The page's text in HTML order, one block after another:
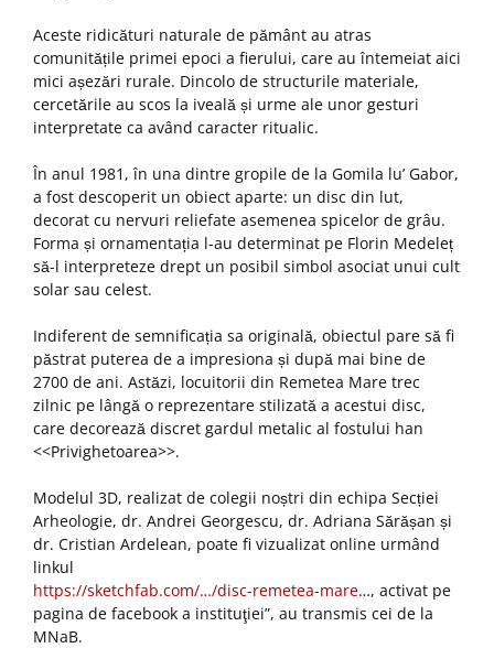
Aceste ridicături naturale de pământ au atras
comunitățile primei epoci a fierului, care au întemeiat aici
mici așezări rurale. Dincolo de structurile materiale,
cercetările au scos la iveală și urme ale unor gesturi
interpretate ca având caracter ritualic.
În anul 1981, în una dintre gropile de la Gomila lu’ Gabor,
a fost descoperit un obiect aparte: un disc din lut,
decorat cu nervuri reliefate asemenea spicelor de grâu.
Forma și ornamentația l-au determinat pe Florin Medeleț
să-l interpreteze drept un posibil simbol asociat unui cult
solar sau celest.
Indiferent de semnificația sa originală, obiectul pare să fi
păstrat puterea de a impresiona și după mai bine de
2700 de ani. Astăzi, locuitorii din Remetea Mare trec
zilnic pe lângă o reprezentare stilizată a acestui disc,
care decorează discret gardul metalic al fostului han
<<Privighetoarea>>.
Modelul 3D, realizat de colegii noștri din echipa Secției
Arheologie, dr. Andrei Georgescu, dr. Adriana Sărășan și
dr. Cristian Ardelean, poate fi vizualizat online urmând
linkul
https://sketchfab.com/…/disc-remetea-mare…, activat pe
pagina de facebook a instituţiei”, au transmis cei de la
MNaB.